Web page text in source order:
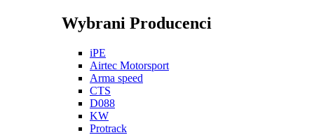
Wybrani Producenci
iPE
Airtec Motorsport
Arma speed
CTS
D088
KW
Protrack